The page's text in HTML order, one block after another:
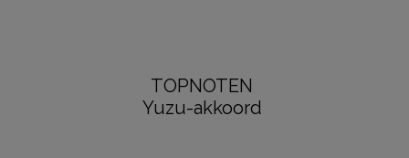
TOPNOTEN
Yuzu-akkoord